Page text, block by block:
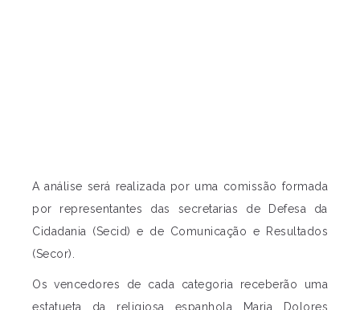
A análise será realizada por uma comissão formada
por representantes das secretarias de Defesa da
Cidadania (Secid) e de Comunicação e Resultados
(Secor).
Os vencedores de cada categoria receberão uma
estatueta da religiosa espanhola Maria Dolores